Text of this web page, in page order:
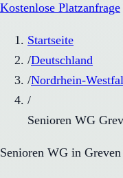
Kostenlose Platzanfrage
Startseite
/Deutschland
/Nordrhein-
/
Senioren WG
Senioren WG in Greven